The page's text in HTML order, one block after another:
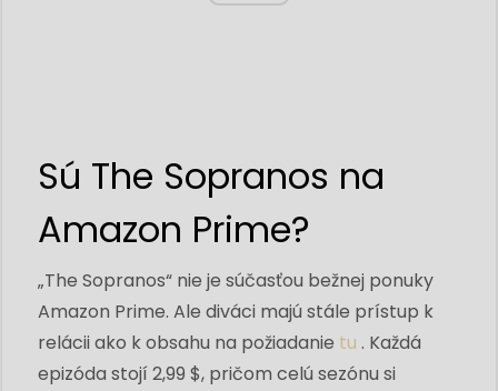
Sú The Sopranos na
Amazon Prime?
„The Sopranos“ nie je súčasťou bežnej ponuky
Amazon Prime. Ale diváci majú stále prístup k
relácii ako k obsahu na požiadanie tu . Každá
epizóda stojí 2,99 $, pričom celú sezónu si